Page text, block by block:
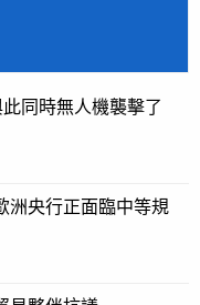
同時無人機襲擊了
洲央行正面臨中等規